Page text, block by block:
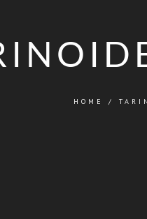
HOME /